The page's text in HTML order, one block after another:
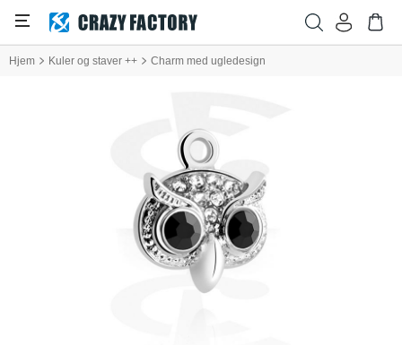
Hjem Kuler og staver ++ Charm med ugledesign